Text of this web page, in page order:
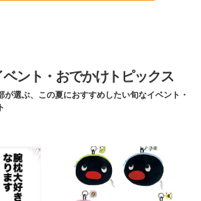
ント・おでかけトピックス
が選ぶ、この夏におすすめしたい旬なイベント・